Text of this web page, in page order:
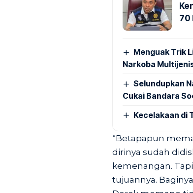
70
Menguak Trik
Narkoba
Selundupkan
Cukai Bandara
Kecelakaan di
“Betapapun
dirinya sudah
kemenangan.
tujuannya.